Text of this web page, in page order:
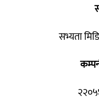
सभ्यता